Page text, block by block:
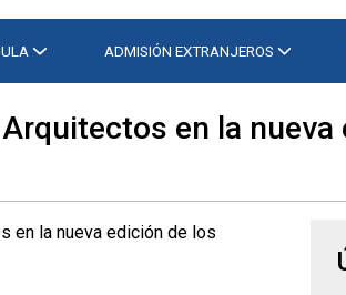
ADMISIÓN EXTRANJEROS
en la